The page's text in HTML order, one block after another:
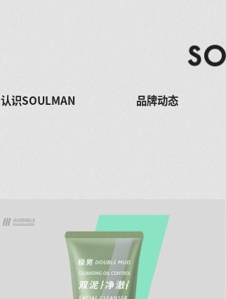
认识SOULMAN 品牌动态